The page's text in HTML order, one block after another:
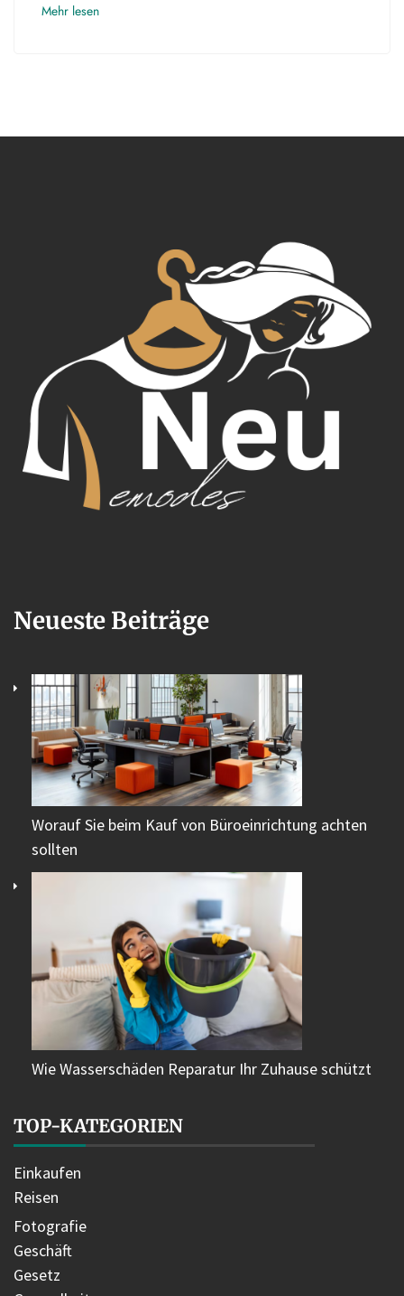
Mehr lesen
Neueste Beiträge
Worauf Sie beim Kauf von Büroeinrichtung achten
sollten
Wie Wasserschäden Reparatur Ihr Zuhause schützt
TOP-KATEGORIEN
Einkaufen
Reisen
Fotografie
Geschäft
Gesetz